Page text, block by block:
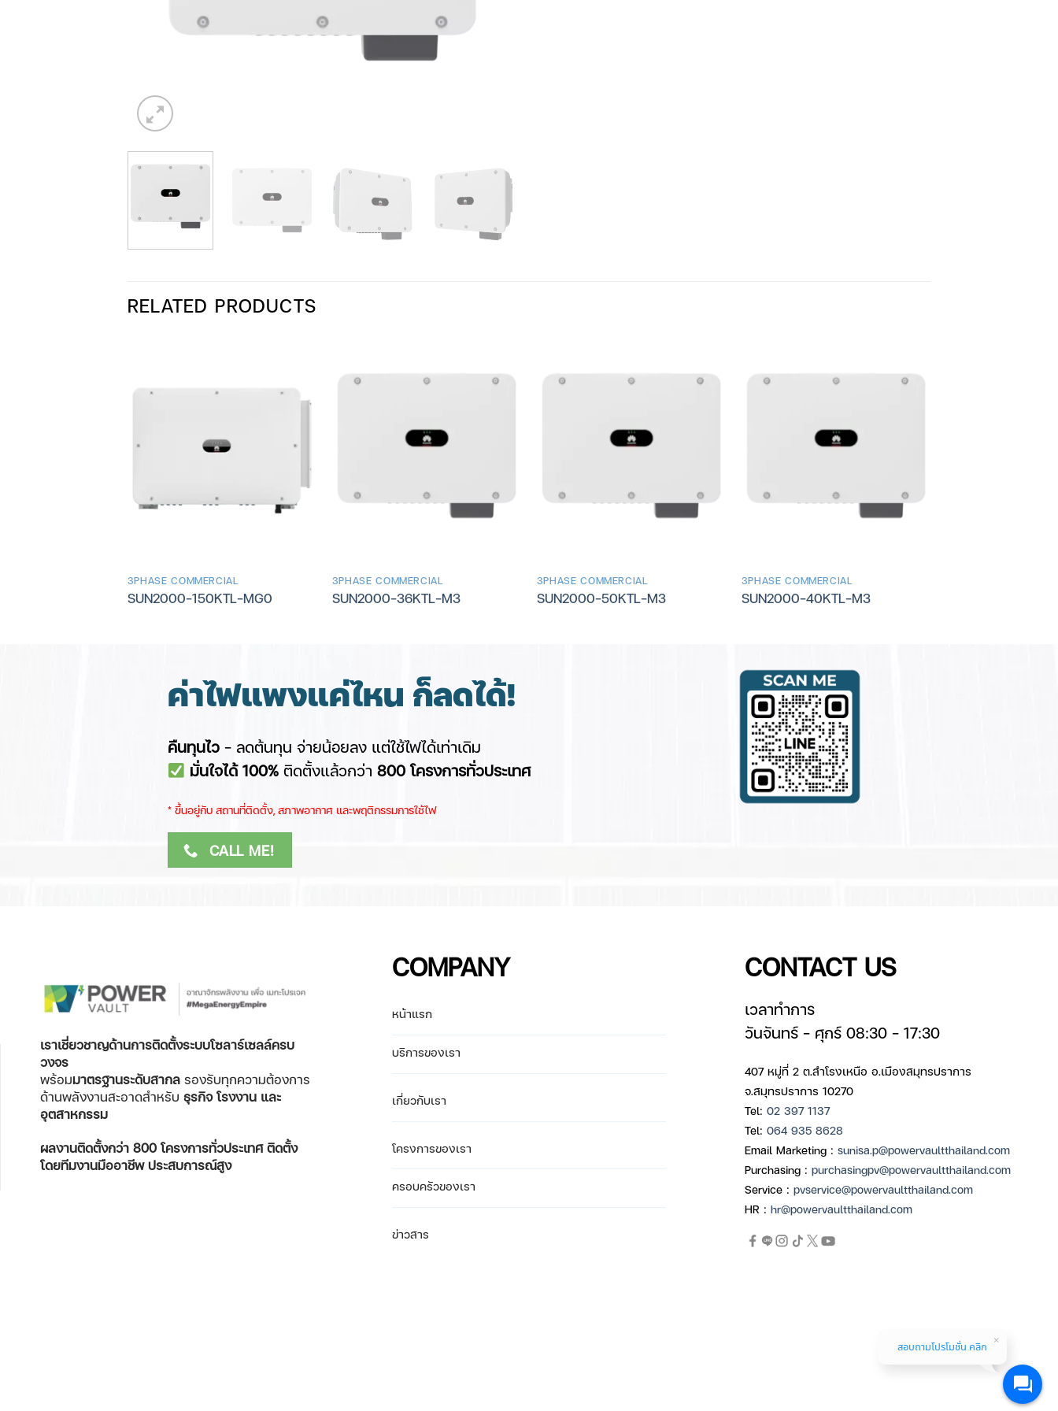
RELATED PRODUCTS
3PHASE COMMERCIAL
SUN2000-150KTL-MG0
3PHASE COMMERCIAL
SUN2000-36KTL-M3
3PHASE COMMERCIAL
SUN2000-50KTL-M3
3PHASE COMMERCIAL
SUN2000-40KTL-M3
ค่าไฟแพงแค่ไหน ก็ลดได้!
คืนทุนไว – ลดต้นทุน จ่ายน้อยลง แต่ใช้ไฟได้เท่าเดิม
มั่นใจได้ 100%ติดตั้งแล้วกว่า 800 โครงการทั่วประเทศ
​* ขึ้นอยู่กับ สถานที่ติดตั้ง, สภาพอากาศ ​และพฤติกรรมการใช้ไฟ
CALL ME!
เราเชี่ยวชาญด้านการติดตั้งระบบโซลาร์เซลล์ครบ
วงจร
พร้อมมาตรฐานระดับสากล รองรับทุกความต้องการ
ด้านพลังงานสะอาดสำหรับ ธุรกิจ โรงงาน และ
อุตสาหกรรม
ผลงานติดตั้งกว่า 800 โครงการทั่วประเทศติดตั้ง
โดยทีมงานมืออาชีพ ประสบการณ์สูง
COMPANY
หน้าแรก
บริการของเรา
เกี่ยวกับเรา
โครงการของเรา
ครอบครัวของเรา
ข่าวสาร
CONTACT US
เวลาทำการ
วันจันทร์ – ศุกร์ 08:30 – 17:30
407 หมู่ที่ 2 ต.สำโรงเหนือ อ.เมืองสมุทรปราการ
จ.สมุทรปราการ 10270
Tel: 02 397 1137
Tel: 064 935 8628
Email Marketing : sunisa.p@powervaultthailand.com
Purchasing : purchasingpv@powervaultthailand.com
Service : pvservice@powervaultthailand.com
HR : hr@powervaultthailand.com
สอบถามโปรโมชั่น คลิก